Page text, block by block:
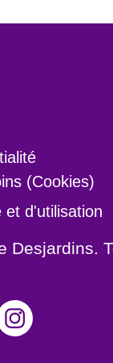
(Cookies)
et d'utilisation
Desjardins.